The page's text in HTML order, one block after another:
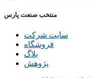
منتخب صنعت پارس
سایت شرکت
فروشگاه
بلاگ
پژوهش